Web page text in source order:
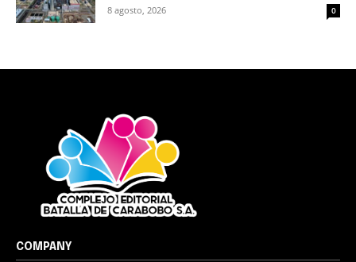
8 agosto, 2026 0
COMPANY